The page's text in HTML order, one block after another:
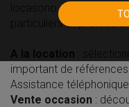
locasono.com,
particuliers et
important de
Assistance
Vente occasion :